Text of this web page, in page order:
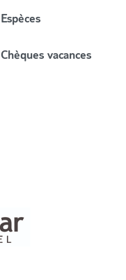
Espèces
Chèques vacances